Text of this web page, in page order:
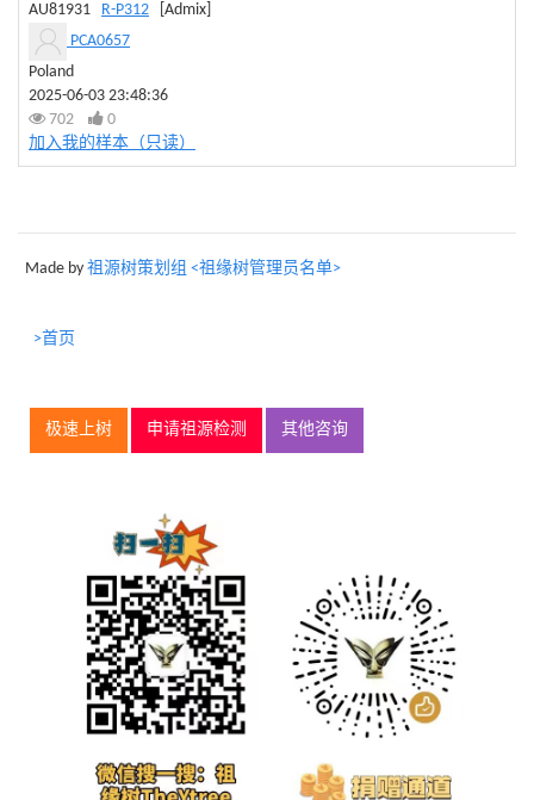
AU81931 R-P312 [Admix]
PCA0657
Poland
2025-06-03 23:48:36
702
0
加入我的样本（只读）
Made by 祖源树策划组 <祖缘树管理员名单>
>首页
极速上树 申请祖源检测 其他咨询